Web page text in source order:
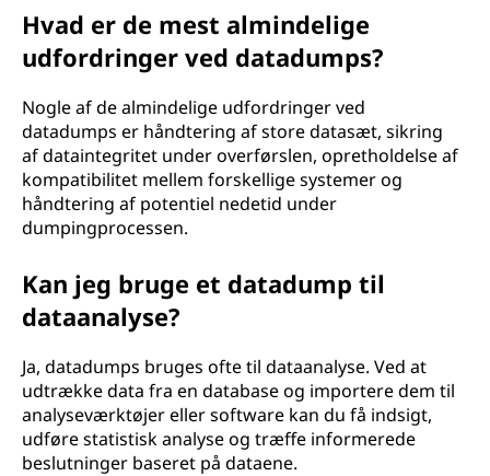
Hvad er de mest almindelige
udfordringer ved datadumps?
Nogle af de almindelige udfordringer ved
datadumps er håndtering af store datasæt, sikring
af dataintegritet under overførslen, opretholdelse af
kompatibilitet mellem forskellige systemer og
håndtering af potentiel nedetid under
dumpingprocessen.
Kan jeg bruge et datadump til
dataanalyse?
Ja, datadumps bruges ofte til dataanalyse. Ved at
udtrække data fra en database og importere dem til
analyseværktøjer eller software kan du få indsigt,
udføre statistisk analyse og træffe informerede
beslutninger baseret på dataene.